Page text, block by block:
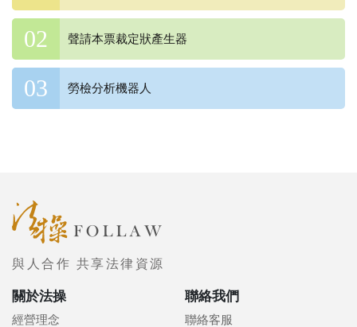
聲請本票裁定狀產生器
勞檢分析機器人
與人合作 共享法律資源
關於法操
經營理念
聯絡我們
聯絡客服